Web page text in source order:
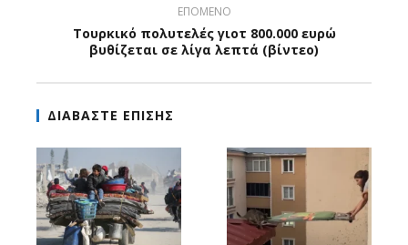
ΕΠΟΜΕΝΟ
Τουρκικό πολυτελές γιοτ 800.000 ευρώ
βυθίζεται σε λίγα λεπτά (βίντεο)
ΔΙΑΒΑΣΤΕ ΕΠΙΣΗΣ